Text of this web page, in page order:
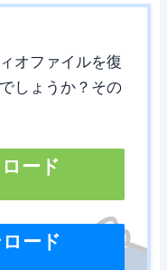
オファイルを復
しょうか？その
ード
ード